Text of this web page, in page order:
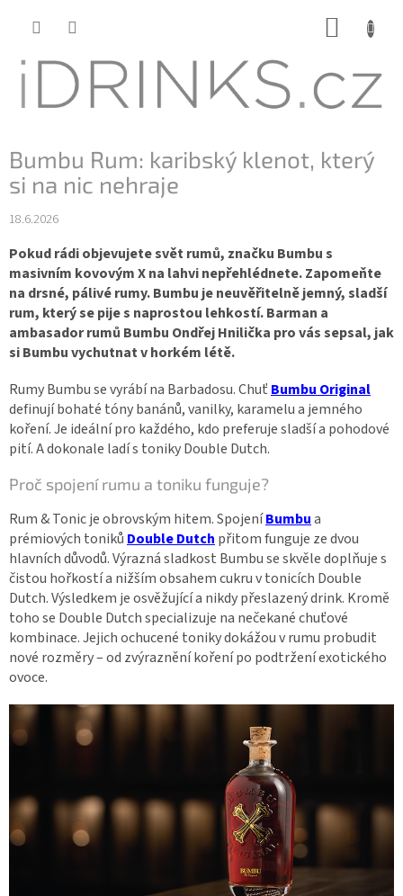
Bumbu Rum: karibský klenot, který
si na nic nehraje
18.6.2026
Pokud rádi objevujete svět rumů, značku Bumbu s
masivním kovovým X na lahvi nepřehlédnete. Zapomeňte
na drsné, pálivé rumy. Bumbu je neuvěřitelně jemný, sladší
rum, který se pije s naprostou lehkostí. Barman a
ambasador rumů Bumbu Ondřej Hnilička pro vás sepsal, jak
si Bumbu vychutnat v horkém létě.
Rumy Bumbu se vyrábí na Barbadosu. ChuťBumbu Original
definují bohaté tóny banánů, vanilky, karamelu a jemného
koření. Je ideální pro každého, kdo preferuje sladší a pohodové
pití. A dokonale ladí s toniky Double Dutch.
Proč spojení rumu a toniku funguje?
Rum & Tonic je obrovským hitem. SpojeníBumbua
prémiových toniků Double Dutch přitom funguje ze dvou
hlavních důvodů. Výrazná sladkost Bumbu se skvěle doplňuje s
čistou hořkostí a nižším obsahem cukru v tonicích Double
Dutch. Výsledkem je osvěžující a nikdy přeslazený drink. Kromě
toho se Double Dutch specializuje na nečekané chuťové
kombinace. Jejich ochucené toniky dokážou v rumu probudit
nové rozměry – od zvýraznění koření po podtržení exotického
ovoce.